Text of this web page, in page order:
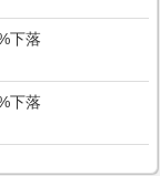
下落
下落